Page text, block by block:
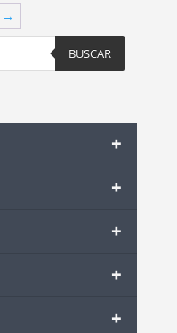
→
BUSCAR
+
+
+
+
+